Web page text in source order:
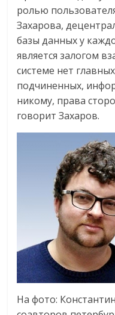
ролью
Захарова,
базы данных у
является залогом
системе нет
подчиненных,
никому, права
говорит Захаров.
На фото: